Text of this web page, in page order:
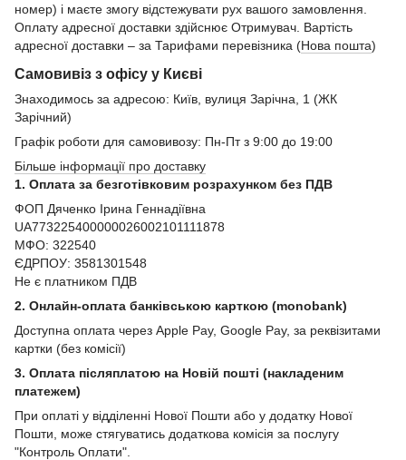
номер) і маєте змогу відстежувати рух вашого замовлення.
Оплату адресної доставки здійснює Отримувач. Вартість
адресної доставки – за Тарифами перевізника (Нова пошта)
Самовивіз з офісу у Києві
Знаходимось за адресою: Київ, вулиця Зарічна, 1 (ЖК
Зарічний)
Графік роботи для самовивозу: Пн-Пт з 9:00 до 19:00
Більше інформації про доставку
1. Оплата за безготівковим розрахунком без ПДВ
ФОП Дяченко Ірина Геннадіївна
UA773225400000026002101111878
МФО: 322540
ЄДРПОУ: 3581301548
Не є платником ПДВ
2. Онлайн-оплата банківською карткою (monobank)
Доступна оплата через Apple Pay, Google Pay, за реквізитами
картки (без комісії)
3. Оплата післяплатою на Новій пошті (накладеним
платежем)
При оплаті у відділенні Нової Пошти або у додатку Нової
Пошти, може стягуватись додаткова комісія за послугу
"Контроль Оплати".